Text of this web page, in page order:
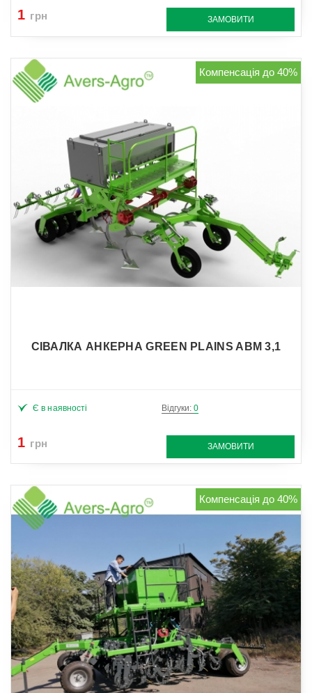
1 грн ЗАМОВИТИ
Компенсація до 40%
СІВАЛКА АНКЕРНА GREEN PLAINS ABM 3,1
Є в наявності Відгуки: 0
1 грн ЗАМОВИТИ
Компенсація до 40%